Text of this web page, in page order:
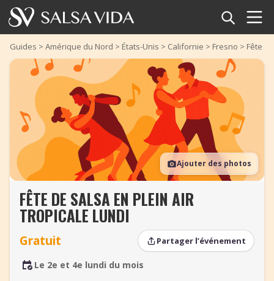
Accueil
Événements
Actualités
Articles
Vidéos
Glossaire
TuneTempo
Guides > Amérique du Nord > États-Unis > Californie > Fresno > Fête
Ajouter des photos
FÊTE DE SALSA EN PLEIN AIR
TROPICALE LUNDI
Gratuit Partager l’événement
Le 2e et 4e lundi du mois